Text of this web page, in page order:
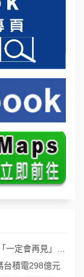
見」39年後成真
台積電298億元